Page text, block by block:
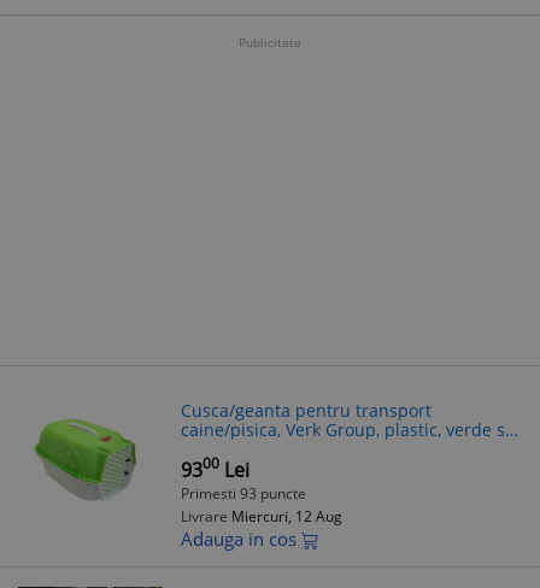
Publicitate
Cusca/geanta pentru transport
caine/pisica, Verk Group, plastic, verde si
9300 Lei
Primesti 93 puncte
Livrare Miercuri, 12 Aug
Adauga in cos